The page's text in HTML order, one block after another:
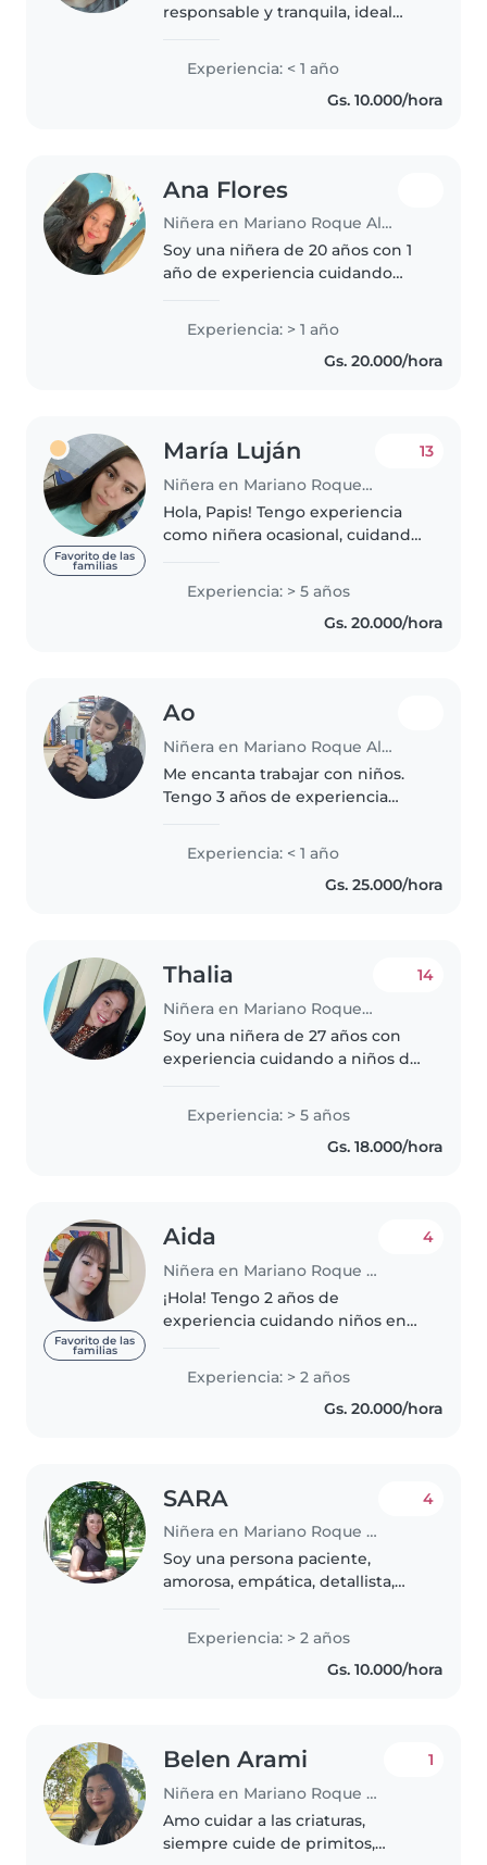
responsable y tranquila, ideal
Aunque soy nueva en esto,
tengo muchas ganas de
Experiencia: < 1 año
Gs. 10.000/hora
Ana Flores
Niñera en Mariano Roque Alonso
Soy una niñera de 20 años con 1
año de experiencia cuidando
bebés hasta niños de primaria.
Aunque no tengo certificación
de primeros auxilios, soy..
Experiencia: > 1 año
Gs. 20.000/hora
Favorito de las
familias
María Luján
Niñera en Mariano Roque Alonso
13
Hola, Papis! Tengo experiencia
como niñera ocasional, cuidando
incluyendo también a una niña
con capacidad diferente 🌈 Me
considero una persona flexible,..
Experiencia: > 5 años
Gs. 20.000/hora
Ao
Niñera en Mariano Roque Alonso
Me encanta trabajar con niños.
Tengo 3 años de experiencia
bebés y niños pequeños.
También tengo experiencia con
niños con necesidades
Experiencia: < 1 año
Gs. 25.000/hora
Thalia
Niñera en Mariano Roque Alonso
14
Soy una niñera de 27 años con
experiencia cuidando a niños de
escolares hasta adolescentes.
Soy responsable, amigable y
muy paciente. Puedo ayudar
Experiencia: > 5 años
Gs. 18.000/hora
Favorito de las
familias
Aida
Niñera en Mariano Roque Alonso
4
¡Hola! Tengo 2 años de
experiencia cuidando niños en
música y jugar con los niños.
Actualmente estoy estudiando
Experiencia: > 2 años
Gs. 20.000/hora
SARA
Niñera en Mariano Roque Alonso
4
Soy una persona paciente,
amorosa, empática, detallista,
con principios y valores, no
tomo, ni fumo, me gusta estar
con mi familia, estudiando o
Experiencia: > 2 años
Gs. 10.000/hora
Belen Arami
Niñera en Mariano Roque Alonso
1
Amo cuidar a las criaturas,
siempre cuide de primitos,